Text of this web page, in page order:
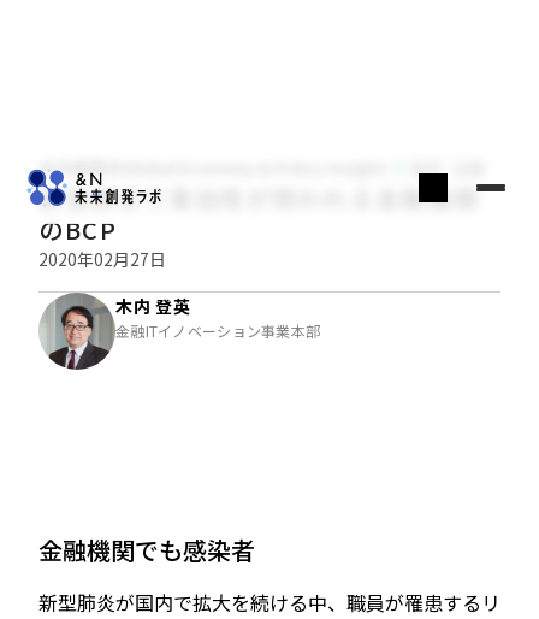
木内登英のGlobal Economy & Policy Insight
新型肺炎で実効性が問われる金融機関
のBCP
2020年02月27日
木内 登英
金融ITイノベーション事業本部
金融機関でも感染者
新型肺炎が国内で拡大を続ける中、職員が罹患するリ